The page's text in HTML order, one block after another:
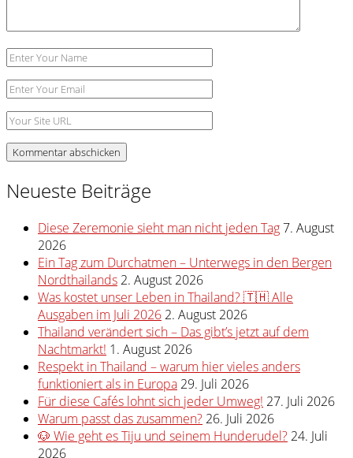
Name
E-
Adresse
Website
Neueste Beiträge
Diese Zeremonie sieht man nicht jeden Tag7. August
2026
Ein Tag zum Durchatmen – Unterwegs in den Bergen
Nordthailands 2. August 2026
Was kostet unser Leben in Thailand? 🇹🇭 Alle
Ausgaben im Juli 2026 2. August 2026
Thailand verändert sich – Das gibt’s jetzt auf dem
Nachtmarkt! 1. August 2026
Respekt in Thailand – warum hier vieles anders
funktioniert als in Europa 29. Juli 2026
Für diese Cafés lohnt sich jeder Umweg! 27. Juli 2026
Warum passt das zusammen? 26. Juli 2026
🐶 Wie geht es Tiju und seinem Hunderudel? 24. Juli
2026